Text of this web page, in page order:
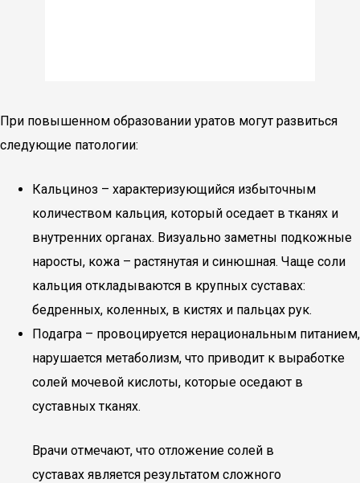
При повышенном образовании уратов могут развиться
следующие патологии:
Кальциноз – характеризующийся избыточным
количеством кальция, который оседает в тканях и
внутренних органах. Визуально заметны подкожные
наросты, кожа – растянутая и синюшная. Чаще соли
кальция откладываются в крупных суставах:
бедренных, коленных, в кистях и пальцах рук.
Подагра – провоцируется нерациональным питанием,
нарушается метаболизм, что приводит к выработке
солей мочевой кислоты, которые оседают в
суставных тканях.
Врачи отмечают, что отложение солей в
суставах является результатом сложного